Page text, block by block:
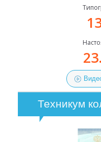
Техникум